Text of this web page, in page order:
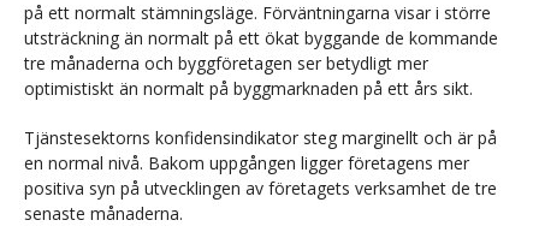
på ett normalt stämningsläge. Förväntningarna visar i större
utsträckning än normalt på ett ökat byggande de kommande
tre månaderna och byggföretagen ser betydligt mer
optimistiskt än normalt på byggmarknaden på ett års sikt.
Tjänstesektorns konfidensindikator steg marginellt och är på
en normal nivå. Bakom uppgången ligger företagens mer
positiva syn på utvecklingen av företagets verksamhet de tre
senaste månaderna.